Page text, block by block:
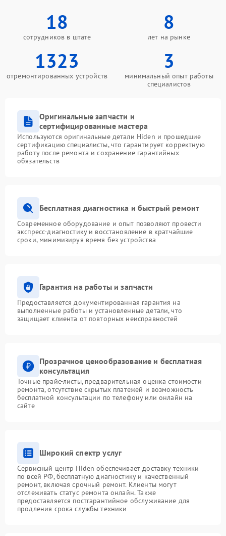
18
сотрудников в штате
8
лет на рынке
1323
отремонтированных устройств
3
минимальный опыт работы
специалистов
Оригинальные запчасти и
сертифицированные мастера
Используются оригинальные детали Hiden и прошедшие
сертификацию специалисты, что гарантирует корректную
работу после ремонта и сохранение гарантийных
обязательств
Бесплатная диагностика и быстрый ремонт
Современное оборудование и опыт позволяют провести
экспресс-диагностику и восстановление в кратчайшие
сроки, минимизируя время без устройства
Гарантия на работы и запчасти
Предоставляется документированная гарантия на
выполненные работы и установленные детали, что
защищает клиента от повторных неисправностей
Прозрачное ценообразование и бесплатная
консультация
Точные прайс-листы, предварительная оценка стоимости
ремонта, отсутствие скрытых платежей и возможность
бесплатной консультации по телефону или онлайн на
сайте
Широкий спектр услуг
Сервисный центр Hiden обеспечивает доставку техники
по всей РФ, бесплатную диагностику и качественный
ремонт, включая срочный ремонт. Клиенты могут
отслеживать статус ремонта онлайн. Также
предоставляется постгарантийное обслуживание для
продления срока службы техники